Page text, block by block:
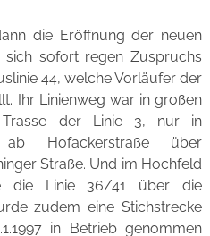
die Eröffnung der neuen
sich sofort regen Zuspruchs
44, welche Vorläufer der
Ihr Linienweg war in großen
der Linie 3, nur in
Hofackerstraße über
Straße. Und im Hochfeld
die Linie 36/41 über die
zudem eine Stichstrecke
in Betrieb genommen